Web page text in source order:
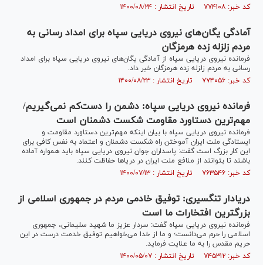
کد خبر: ۷۷۴۱۰۸ تاریخ انتشار : ۱۴۰۰/۰۸/۲۴
آمادگی یگان‌های نیروی دریایی سپاه برای امداد رسانی به
مردم زلزله زده هرمزگان
فرمانده نیروی دریایی سپاه از آمادگی یگان‌های نیروی دریایی سپاه برای امداد
رسانی به مردم زلزله زده هرمزگان خبر داد.
کد خبر: ۷۷۴۰۵۶ تاریخ انتشار : ۱۴۰۰/۰۸/۲۳
فرمانده نیروی دریایی سپاه: دشمن را دست‌کم نمی‌گیریم/
مهم‌ترین دستاورد مقاومت شکست دشمنان است
فرمانده نیروی دریایی سپاه با بیان اینکه مهم‌ترین دستاورد مقاومت و
ایستادگی ملت ایران آموختن راه شکست دشمنان و اعتماد به نفس کافی برای
این کار بزرگ است گفت: پاسداران جوان نیروی دریایی سپاه باید همواره آماده
باشند تا بتوانند از منافع ملت ایران در دریا‌ها حفاظت کنند.
کد خبر: ۷۶۳۵۴۶ تاریخ انتشار : ۱۴۰۰/۰۷/۱۳
دریادار تنگسیری: توفیق خادمی مردم در جمهوری اسلامی از
بزرگترین افتخارات ما است
فرمانده نیروی دریایی سپاه گفت: سردار عزیز ما شهید سلیمانی، جمهوری
اسلامی را حرم می‌دانست؛ و ما از خدا می‌خواهیم توفیق خدمت درست در این
حریم مقدس را به ما عنایت فرماید.
کد خبر: ۷۴۵۳۱۲ تاریخ انتشار : ۱۴۰۰/۰۵/۰۷